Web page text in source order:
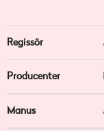
Regissör
Producenter
Manus